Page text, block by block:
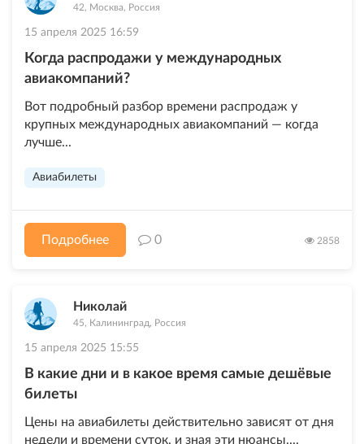
42, Москва, Россия
15 апреля 2025 16:59
Когда распродажи у международных
авиакомпаний?
Вот подробный разбор времени распродаж у
крупных международных авиакомпаний — когда
лучше...
Авиабилеты
Подробнее 0 2858
Николай
45, Калининград, Россия
15 апреля 2025 15:55
В какие дни и в какое время самые дешёвые
билеты
Цены на авиабилеты действительно зависят от дня
недели и времени суток, и зная эти нюансы,...